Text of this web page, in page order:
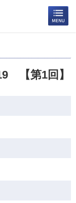
【第1回】